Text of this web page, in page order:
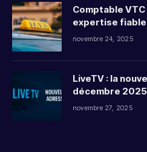
Comptable
expertise
novembre 24, 2025
LiveTV : la
décembre 2025
novembre 27, 2025